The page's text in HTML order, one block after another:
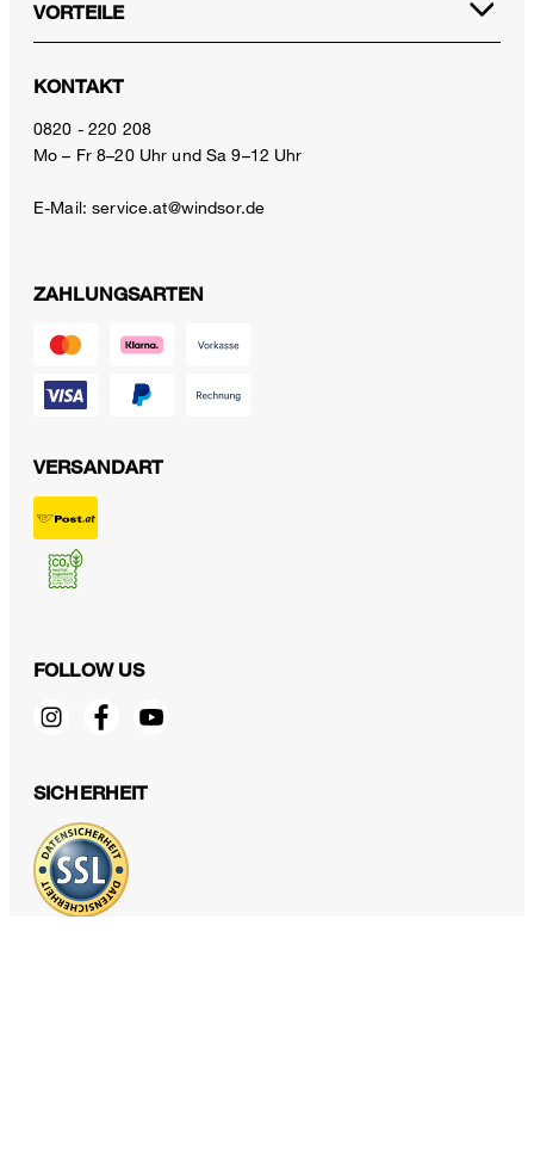
€ 395,00
inkl. MwSt
VORTEILE
KONTAKT
0820 - 220 208
Mo – Fr 8–20 Uhr und Sa 9–12 Uhr
E-Mail:service.at@windsor.de
ZAHLUNGSARTEN
VERSANDART
FOLLOW US
SICHERHEIT